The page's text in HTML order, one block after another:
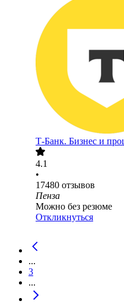
Т-Банк. Бизнес и
4.1
•
17480 отзывов
Пенза
Можно без резюме
Откликнуться
...
3
...